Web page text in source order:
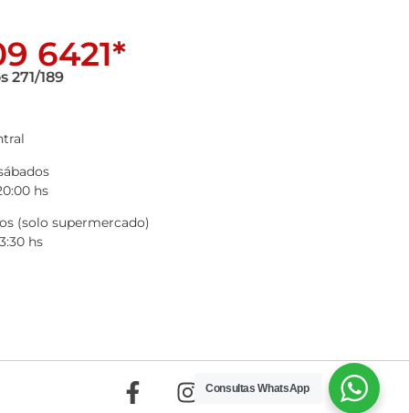
6421*
271/189
hs
(solo supermercado)
hs
Consultas WhatsApp